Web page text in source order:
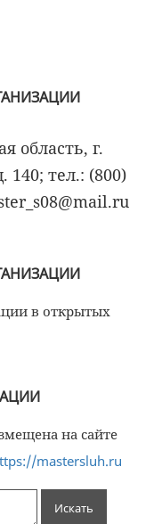
область, г.
тел.: (800)
в открытых
на сайте
mastersluh.ru